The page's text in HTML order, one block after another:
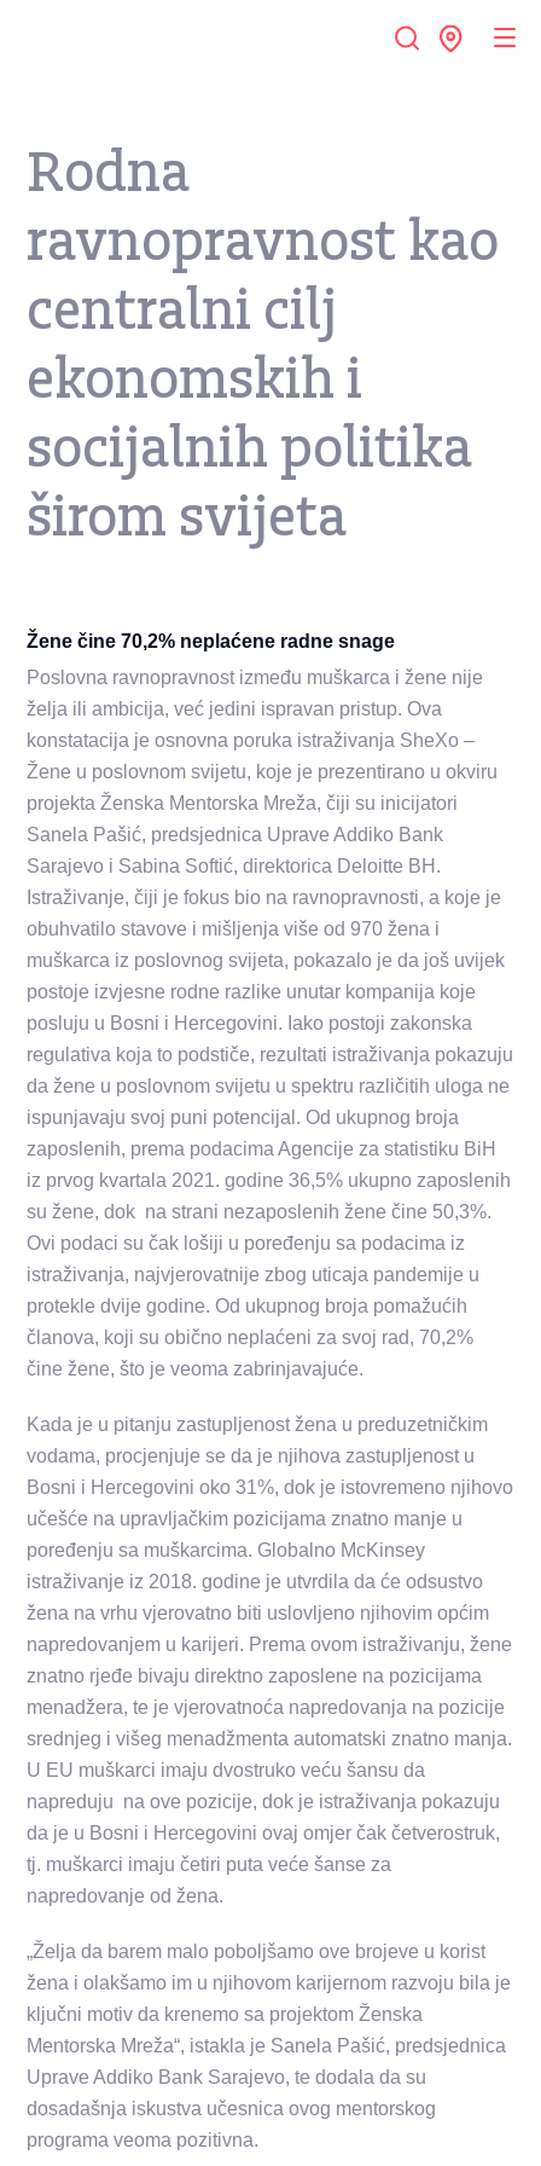
Rodna
ravnopravnost kao
centralni cilj
ekonomskih i
socijalnih politika
širom svijeta
Žene čine 70,2% neplaćene radne snage
Poslovna ravnopravnost između muškarca i žene nije
želja ili ambicija, već jedini ispravan pristup. Ova
konstatacija je osnovna poruka istraživanja SheXo –
Žene u poslovnom svijetu, koje je prezentirano u okviru
projekta Ženska Mentorska Mreža, čiji su inicijatori
Sanela Pašić, predsjednica Uprave Addiko Bank
Sarajevo i Sabina Softić, direktorica Deloitte BH.
Istraživanje, čiji je fokus bio na ravnopravnosti, a koje je
obuhvatilo stavove i mišljenja više od 970 žena i
muškarca iz poslovnog svijeta, pokazalo je da još uvijek
postoje izvjesne rodne razlike unutar kompanija koje
posluju u Bosni i Hercegovini. Iako postoji zakonska
regulativa koja to podstiče, rezultati istraživanja pokazuju
da žene u poslovnom svijetu u spektru različitih uloga ne
ispunjavaju svoj puni potencijal.Od ukupnog broja
zaposlenih, prema podacima Agencije za statistiku BiH
iz prvog kvartala 2021. godine 36,5% ukupno zaposlenih
su žene, dok na strani nezaposlenih žene čine 50,3%.
Ovi podaci su čak lošiji u poređenju sa podacima iz
istraživanja, najvjerovatnije zbog uticaja pandemije u
protekle dvije godine. Od ukupnog broja pomažućih
članova, koji su obično neplaćeni za svoj rad, 70,2%
čine žene, što je veoma zabrinjavajuće.
Kada je u pitanju zastupljenost žena u preduzetničkim
vodama, procjenjuje se da je njihova zastupljenost u
Bosni i Hercegovini oko 31%, dok je istovremeno njihovo
učešće na upravljačkim pozicijama znatno manje u
poređenju sa muškarcima. Globalno McKinsey
istraživanje iz 2018. godine je utvrdila da će odsustvo
žena na vrhu vjerovatno biti uslovljeno njihovim općim
napredovanjem u karijeri. Prema ovom istraživanju, žene
znatno rjeđe bivaju direktno zaposlene na pozicijama
menadžera, te je vjerovatnoća napredovanja na pozicije
srednjeg i višeg menadžmenta automatski znatno manja.
U EU muškarci imaju dvostruko veću šansu da
napreduju na ove pozicije, dok je istraživanja pokazuju
da je u Bosni i Hercegovini ovaj omjer čak četverostruk,
tj. muškarci imaju četiri puta veće šanse za
napredovanje od žena.
„Želja da barem malo poboljšamo ove brojeve u korist
žena i olakšamo im u njihovom karijernom razvoju bila je
ključni motiv da krenemo sa projektom Ženska
Mentorska Mreža“, istakla je Sanela Pašić, predsjednica
Uprave Addiko Bank Sarajevo, te dodala da su
dosadašnja iskustva učesnica ovog mentorskog
programa veoma pozitivna.